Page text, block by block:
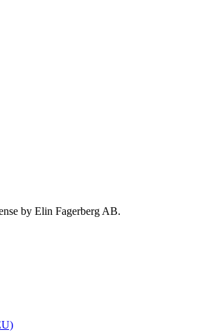
by Elin Fagerberg AB.